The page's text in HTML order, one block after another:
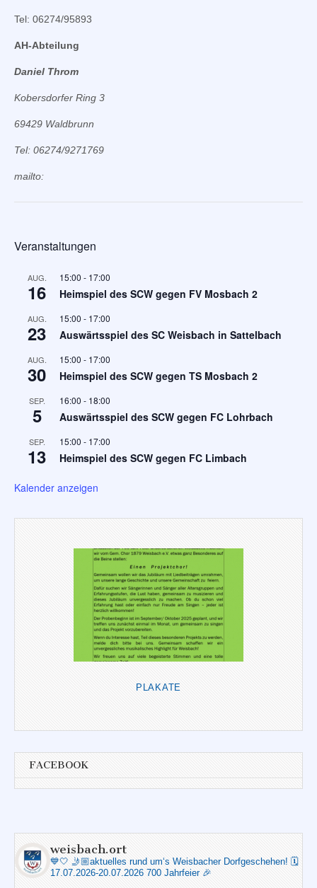
Tel: 06274/95893
AH-Abteilung
Daniel Throm
Kobersdorfer Ring 3
69429 Waldbrunn
Tel: 06274/9271769
mailto:
Veranstaltungen
AUG.
16
15:00 - 17:00
Heimspiel des SCW gegen FV Mosbach 2
AUG.
23
15:00 - 17:00
Auswärtsspiel des SC Weisbach in Sattelbach
AUG.
30
15:00 - 17:00
Heimspiel des SCW gegen TS Mosbach 2
SEP.
5
16:00 - 18:00
Auswärtsspiel des SCW gegen FC Lohrbach
SEP.
13
15:00 - 17:00
Heimspiel des SCW gegen FC Limbach
Kalender anzeigen
PLAKATE
FACEBOOK
weisbach.ort
💙🤍 🤳🏼aktuelles rund um‘s Weisbacher Dorfgeschehen! 🗓️
17.07.2026-20.07.2026 700 Jahrfeier 🎉